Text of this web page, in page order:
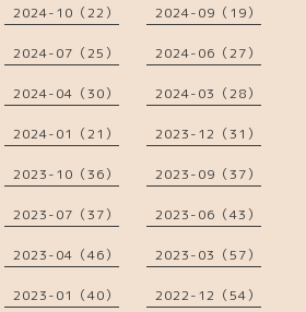
2024-10（22） 2024-09（19）
2024-07（25） 2024-06（27）
2024-04（30） 2024-03（28）
2024-01（21） 2023-12（31）
2023-10（36） 2023-09（37）
2023-07（37） 2023-06（43）
2023-04（46） 2023-03（57）
2023-01（40） 2022-12（54）